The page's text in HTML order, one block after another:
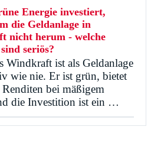
Energie investiert,
die Geldanlage in
nicht herum - welche
seriös?
Windkraft ist als Geldanlage
wie nie. Er ist grün, bietet
bei mäßigem
die Investition ist ein …